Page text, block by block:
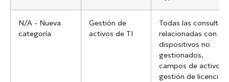
N/A - Nueva
categoría
Gestión de
activos de TI
Todas las consultas
relacionadas con
dispositivos no
gestionados,
campos de activos,
gestión de licencias